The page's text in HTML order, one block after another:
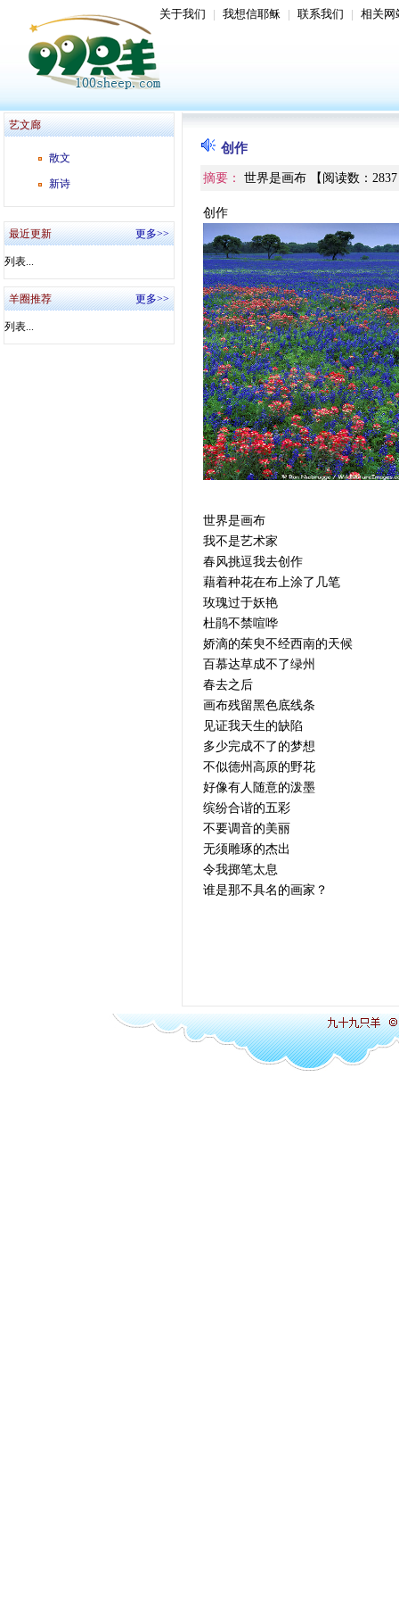
关于我们 | 我想信耶稣 | 联系我们 | 相关网
艺文廊
散文
新诗
最近更新 更多>>
列表...
羊圈推荐 更多>>
列表...
创作
摘要： 世界是画布【 阅读数 ： 2837
创作
世界是画布
我不是艺术家
春风挑逗我去创作
藉着种花在布上涂了几笔
玫瑰过于妖艳
杜鹃不禁喧哗
娇滴的茱臾不经西南的天候
百慕达草成不了绿州
春去之后
画布残留黑色底线条
见证我天生的缺陷
多少完成不了的梦想
不似德州高原的野花
好像有人随意的泼墨
缤纷合谐的五彩
不要调音的美丽
无须雕琢的杰出
令我掷笔太息
谁是那不具名的画家？